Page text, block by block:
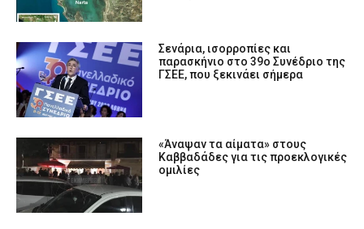
Σενάρια, ισορροπίες και
παρασκήνιο στο 39ο Συνέδριο της
ΓΣΕΕ, που ξεκινάει σήμερα
«Άναψαν τα αίματα» στους
Καββαδάδες για τις προεκλογικές
ομιλίες